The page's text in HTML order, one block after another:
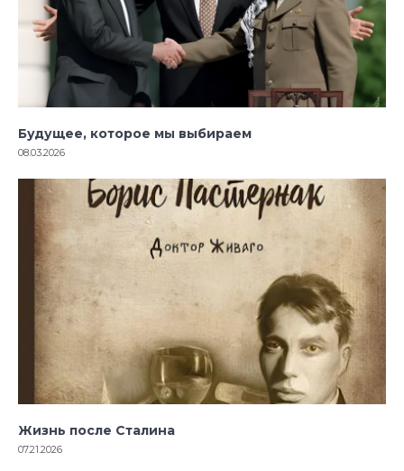
Будущее, которое мы выбираем
08.03.2026
Жизнь после Сталина
07.21.2026